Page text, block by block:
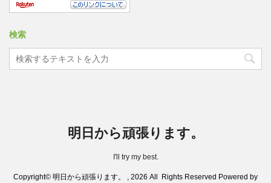
検索
明日から頑張ります。
I'll try my best.
Copyright© 明日から頑張ります。 , 2026 All Rights Reserved Powered by